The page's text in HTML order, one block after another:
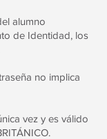
alumno
de Identidad, los
no implica
vez y es válido